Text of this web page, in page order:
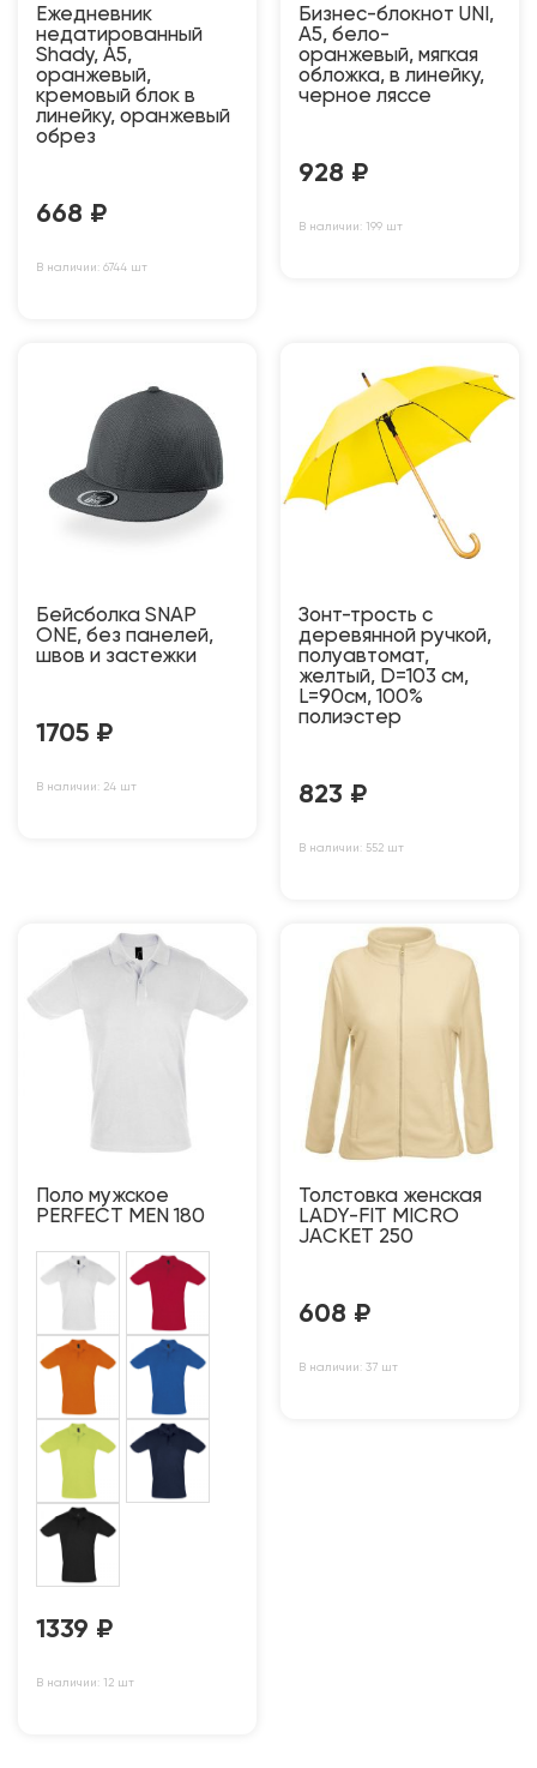
Ежедневник
недатированный
Shady, А5,
оранжевый,
кремовый блок в
линейку, оранжевый
обрез
668 ₽
В наличии: 6744 шт
Бизнес-блокнот UNI,
A5, бело-
оранжевый, мягкая
обложка, в линейку,
черное ляссе
928 ₽
В наличии: 199 шт
Бейсболка SNAP
ONE, без панелей,
швов и застежки
1705 ₽
В наличии: 24 шт
Зонт-трость с
деревянной ручкой,
полуавтомат,
желтый, D=103 см,
L=90см, 100%
полиэстер
823 ₽
В наличии: 552 шт
Поло мужское
PERFECT MEN 180
1339 ₽
В наличии: 12 шт
Толстовка женская
LADY-FIT MICRO
JACKET 250
608 ₽
В наличии: 37 шт